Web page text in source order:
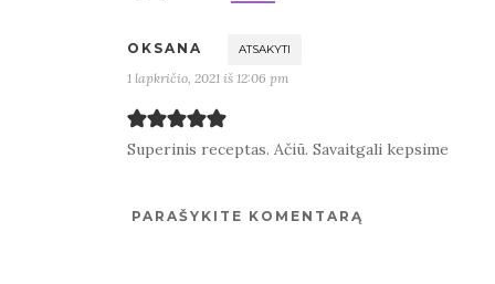
OKSANA ATSAKYTI
1 lapkričio, 2021 iš 12:06 pm
Superinis receptas. Ačiū. Savaitgali kepsime
PARAŠYKITE KOMENTARĄ